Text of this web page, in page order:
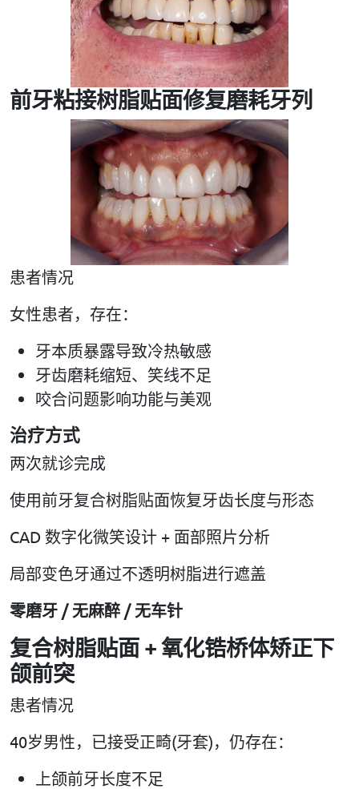
前牙粘接树脂贴面修复磨耗牙列
患者情况
女性患者，存在：
牙本质暴露导致冷热敏感
牙齿磨耗缩短、笑线不足
咬合问题影响功能与美观
治疗方式
两次就诊完成
使用前牙复合树脂贴面恢复牙齿长度与形态
CAD 数字化微笑设计 + 面部照片分析
局部变色牙通过不透明树脂进行遮盖
零磨牙 / 无麻醉 / 无车针
复合树脂贴面 + 氧化锆桥体矫正下
颌前突
患者情况
40岁男性，已接受正畸(牙套)，仍存在：
上颌前牙长度不足